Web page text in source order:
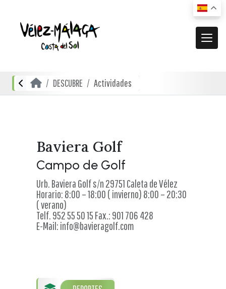
El municipio
Mapa interactivo
Localidades
Localidades Costeras
Localidades de Interior
Oficinas de Turismo
DESCUBRE
De compras
Restauración
Gastronomía local
Visitas
Noticias
RECURSOS
Vídeos promocionales
Documentación
Planos
Ayuntamiento
DESCUBRE Actividades
Baviera Golf
Campo de Golf
Urb. Baviera Golf s/n 29751 Caleta de Vélez
Horario: 8:00 – 18:00 ( invierno) 8:00 – 20:30
( verano)
Telf. 952 55 50 15 Fax.: 901 706 428
E-Mail: info@bavieragolf.com